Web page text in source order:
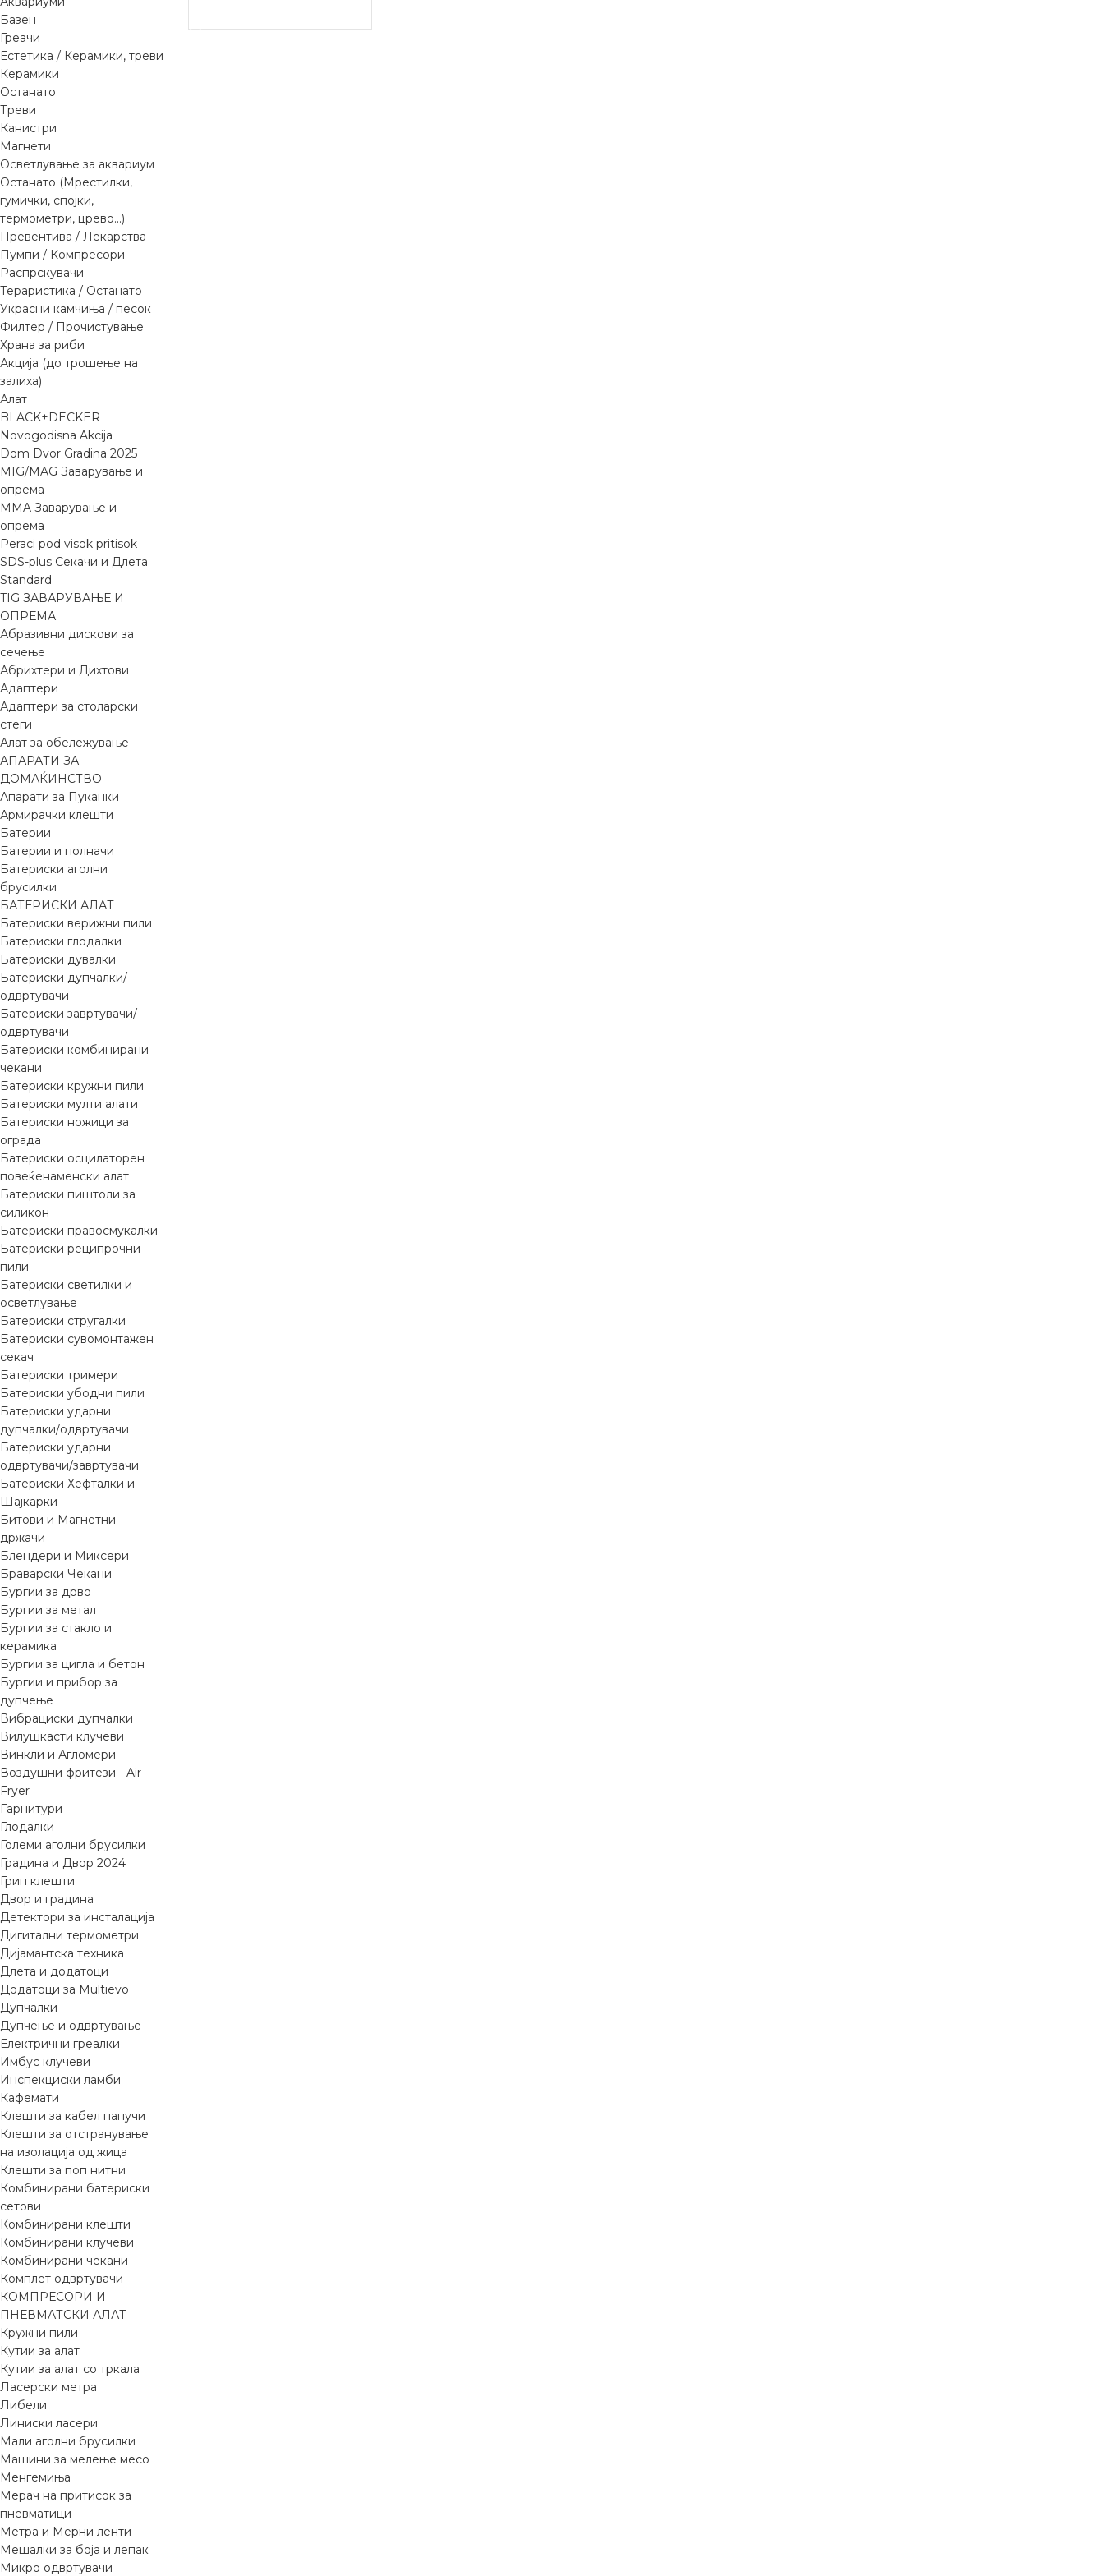
Базен
Греачи
Естетика / Керамики, треви
Керамики
Останато
Треви
Канистри
Магнети
Осветлување за аквариум
Останато (Мрестилки,
гумички, спојки,
термометри, црево...)
Превентива / Лекарства
Пумпи / Компресори
Распрскувачи
Тераристика / Останато
Украсни камчиња / песок
Филтер / Прочистување
Храна за риби
Акција (до трошење на
залиха)
Алат
BLACK+DECKER
Novogodisna Akcija
Dom Dvor Gradina 2025
MIG/MAG Заварување и
опрема
MMA Заварување и
опрема
Peraci pod visok pritisok
SDS-plus Секачи и Длета
Standard
TIG ЗАВАРУВАЊЕ И
ОПРЕМА
Абразивни дискови за
сечење
Абрихтери и Дихтови
Адаптери
Адаптери за столарски
стеги
Алат за обележување
АПАРАТИ ЗА
ДОМАЌИНСТВО
Апарати за Пуканки
Армирачки клешти
Батерии
Батерии и полначи
Батериски аголни
брусилки
БАТЕРИСКИ АЛАТ
Батериски верижни пили
Батериски глодалки
Батериски дувалки
Батериски дупчалки/
одвртувачи
Батериски завртувачи/
одвртувачи
Батериски комбинирани
чекани
Батериски кружни пили
Батериски мулти алати
Батериски ножици за
ограда
Батериски осцилаторен
повеќенаменски алат
Батериски пиштоли за
силикон
Батериски правосмукалки
Батериски реципрочни
пили
Батериски светилки и
осветлување
Батериски стругалки
Батериски сувомонтажен
секач
Батериски тримери
Батериски убодни пили
Батериски ударни
дупчалки/одвртувачи
Батериски ударни
одвртувачи/завртувачи
Батериски Хефталки и
Шајкарки
Битови и Магнетни
држачи
Блендери и Миксери
Браварски Чекани
Бургии за дрво
Бургии за метал
Бургии за стакло и
керамика
Бургии за цигла и бетон
Бургии и прибор за
дупчење
Вибрациски дупчалки
Вилушкасти клучеви
Винкли и Агломери
Воздушни фритези - Air
Fryer
Гарнитури
Глодалки
Големи аголни брусилки
Градина и Двор 2024
Грип клешти
Двор и градина
Детектори за инсталација
Дигитални термометри
Дијамантска техника
Длета и додатоци
Додатоци за Multievo
Дупчалки
Дупчење и одвртување
Електрични греалки
Имбус клучеви
Инспекциски ламби
Кафемати
Клешти за кабел папучи
Клешти за отстранување
на изолација од жица
Клешти за поп нитни
Комбинирани батериски
сетови
Комбинирани клешти
Комбинирани клучеви
Комбинирани чекани
Комплет одвртувачи
КОМПРЕСОРИ И
ПНЕВМАТСКИ АЛАТ
Кружни пили
Кутии за алат
Кутии за алат со тркала
Ласерски метра
Либели
Линиски ласери
Мали аголни брусилки
Машини за мелење месо
Менгемиња
Мерач на притисок за
пневматици
Метра и Мерни ленти
Мешалки за боја и лепак
Микро одвртувачи